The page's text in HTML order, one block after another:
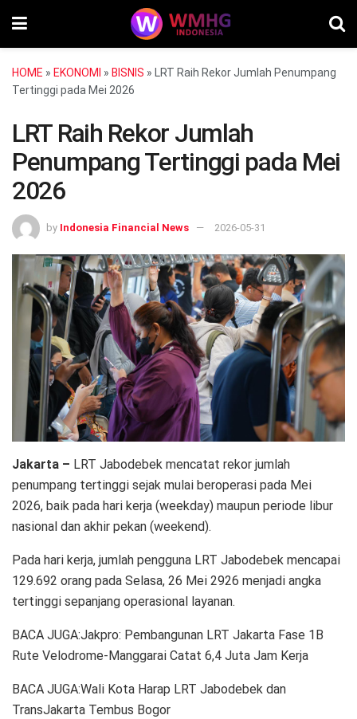
HOME » EKONOMI » BISNIS » LRT Raih Rekor Jumlah Penumpang
Tertinggi pada Mei 2026
LRT Raih Rekor Jumlah
Penumpang Tertinggi pada Mei
2026
by Indonesia Financial News 2026-05-31
Jakarta – LRT Jabodebek mencatat rekor jumlah
penumpang tertinggi sejak mulai beroperasi pada Mei
2026, baik pada hari kerja (weekday) maupun periode libur
nasional dan akhir pekan (weekend).
Pada hari kerja, jumlah pengguna LRT Jabodebek mencapai
129.692 orang pada Selasa, 26 Mei 2926 menjadi angka
tertinggi sepanjang operasional layanan.
BACA JUGA:Jakpro: Pembangunan LRT Jakarta Fase 1B
Rute Velodrome-Manggarai Catat 6,4 Juta Jam Kerja
BACA JUGA:Wali Kota Harap LRT Jabodebek dan
TransJakarta Tembus Bogor